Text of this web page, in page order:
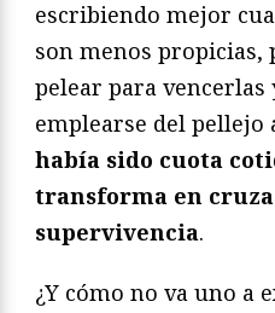
escribiendo mejor
son menos propicias,
pelear para vencerlas
emplearse del pellejo
había sido cuota
transforma en
supervivencia.
¿Y cómo no va uno a